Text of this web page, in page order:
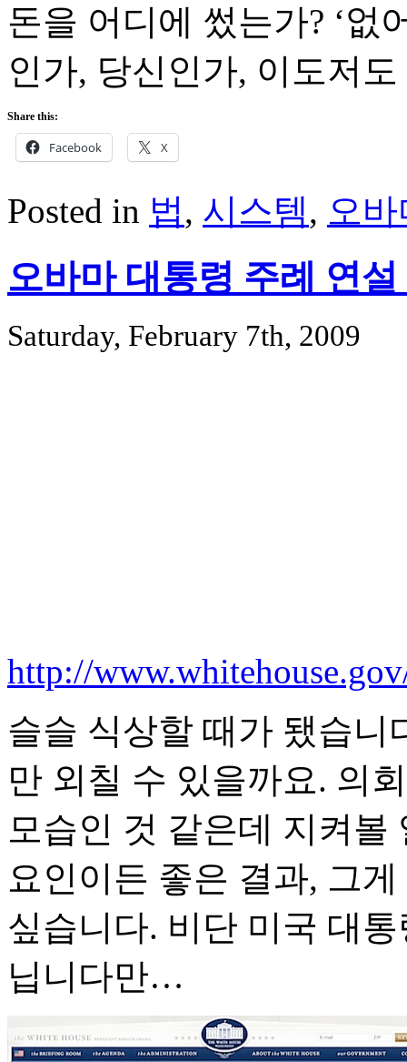
돈을 어디에 썼는가? ‘없
인가, 당신인가, 이도저
Share this:
Facebook X
Posted in 법, 시스템, 오
오바마 대통령 주례 연설
Saturday, February 7th, 2009
http://
슬슬 식상할 때가 됐습니
만 외칠 수 있을까요. 의
모습인 것 같은데 지켜볼
요인이든 좋은 결과, 그
싶습니다. 비단 미국 대
닙니다만…